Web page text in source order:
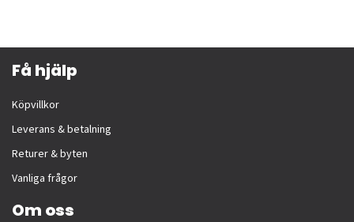
Få hjälp
Köpvillkor
Leverans & betalning
Returer & byten
Vanliga frågor
Om oss